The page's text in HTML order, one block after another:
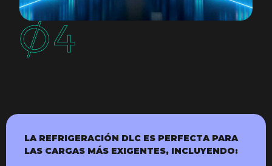
LA REFRIGERACIÓN DLC ES PERFECTA PARA
LAS CARGAS MÁS EXIGENTES, INCLUYENDO: